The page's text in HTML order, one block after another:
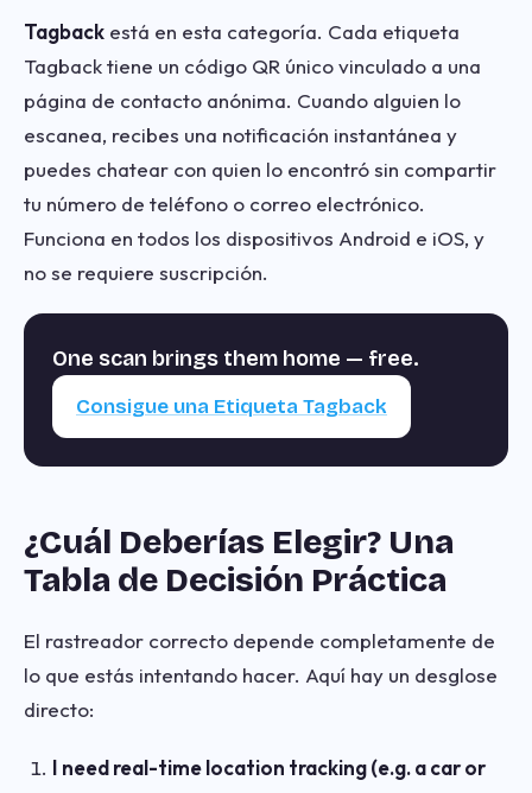
Tagback está en esta categoría. Cada etiqueta
Tagback tiene un código QR único vinculado a una
página de contacto anónima. Cuando alguien lo
escanea, recibes una notificación instantánea y
puedes chatear con quien lo encontró sin compartir
tu número de teléfono o correo electrónico.
Funciona en todos los dispositivos Android e iOS, y
no se requiere suscripción.
One scan brings them home — free.
Consigue una Etiqueta Tagback
¿Cuál Deberías Elegir? Una
Tabla de Decisión Práctica
El rastreador correcto depende completamente de
lo que estás intentando hacer. Aquí hay un desglose
directo:
I need real-time location tracking (e.g. a car or